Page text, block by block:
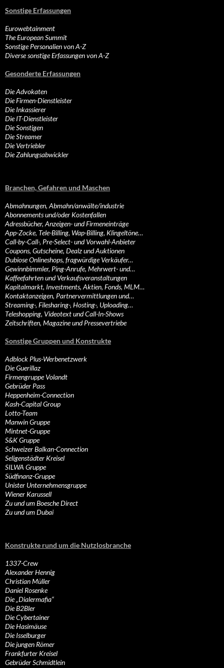
Sonstige Erfassungen
Eurowebtainment
The European Summit
Sonstige Personalien von A-Z
Diverse sonstige Erfassungen von A-Z
Gesonderte Erfassungen
Die Advokaten
Die Firmen-Dienstleister
Die Inkassierer
Die IT-Dienstleister
Die Sonstigen
Die Streamer
Die Vertriebler
Die Zahlungsabwickler
Branchen, Gefahren und Maschen
Abmahnungen, Abmahn/anwälte/industrie
Abonnements und/oder Kostenfallen
Adressbücher, Anzeigen- und Firmeneinträge
App-Zocke, Tele-Billing, Wap-Billing, Klingeltöne…
Call-by-Call-, Pre-Select- und Vorwahl-Anbieter
Coupons, Gutscheine, Dealz und Auktionen
Dubiose Onlineshops, fragwürdige Verkäufer…
Gewinnbimmler, Ping-Anrufe, Mehrwert- und…
Kaffeefahrten und Verkaufsveranstaltungen
Kapitalmarkt, Investments, Aktien, Fonds, MLM…
Kontaktanzeigen, Partnervermittlungen und…
Streaming-, Filesharing-, Hosting-, Uploading…
Teleshopping, Videotext und Call-In-Shows
Zeitschriften, Magazine und Pressevertriebe
Sonstige Gruppen und Konstrukte
Adblock Plus-Werbenetzwerk
Die Guerillaz
Firmengruppe Volandt
Gebrüder Pass
Heppenheim-Connection
Kash-Capital Group
Lotto-Team
Manwin Gruppe
Mintnet-Gruppe
S&K Gruppe
Schweizer Balkan-Connection
Seligenstädter Kreisel
SILWA Gruppe
Südfinanz-Gruppe
Unister Unternehmensgruppe
Wiener Karussell
Zu und um Boesche Direct
Zu und um Dubai
Konstrukte rund um die Nutzlosbranche
1337-Crew
Alexander Hennig
Christian Müller
Daniel Rosenke
Die „Dialermafia“
Die B2Bler
Die Cybertainer
Die Hasimäuse
Die Isselburger
Die jungen Römer
Frankfurter Kreisel
Gebrüder Schmidtlein